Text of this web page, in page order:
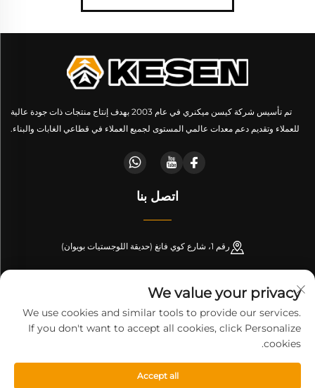
تم تأسيس شركة كيسن ميكنري في عام 2003 بهدف إنتاج منتجات ذات جودة عالية
للعملاء وتقديم دعم معدات عالمي المستوى لجميع العملاء في قطاعي الغابات والبناء.
اتصل بنا
رقم 1، شارع كوي فانغ (حديقة اللوجستيات بويوان)
[email protected]
المدونة
We value your privacy
We use cookies and similar tools to provide our services.
If you don't want to accept all cookies, click Personalize
cookies.
Accept all